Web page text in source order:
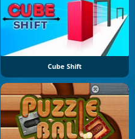
Cube Shift